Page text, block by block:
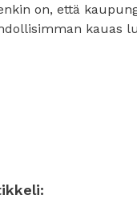
on, että
kauas